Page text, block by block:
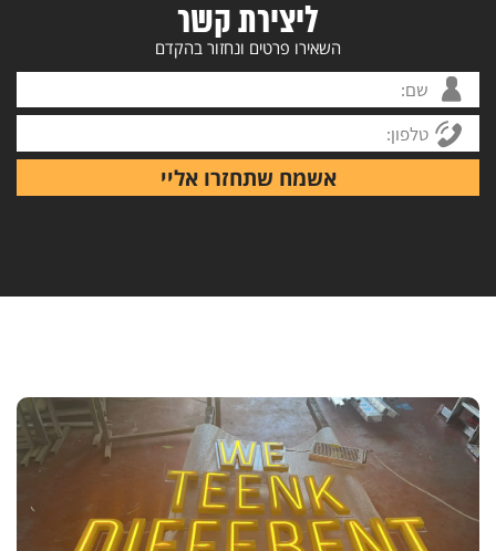
ליצירת קשר
השאירו פרטים ונחזור בהקדם